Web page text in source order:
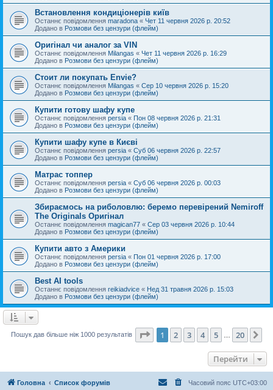
Встановлення кондиціонерів київ
Останнє повідомлення maradona « Чет 11 червня 2026 р. 20:52
Додано в Розмови без цензури (флейм)
Оригінал чи аналог за VIN
Останнє повідомлення Milangas « Чет 11 червня 2026 р. 16:29
Додано в Розмови без цензури (флейм)
Стоит ли покупать Envie?
Останнє повідомлення Milangas « Сер 10 червня 2026 р. 15:20
Додано в Розмови без цензури (флейм)
Купити готову шафу купе
Останнє повідомлення persia « Пон 08 червня 2026 р. 21:31
Додано в Розмови без цензури (флейм)
Купити шафу купе в Києві
Останнє повідомлення persia « Суб 06 червня 2026 р. 22:57
Додано в Розмови без цензури (флейм)
Матрас топпер
Останнє повідомлення persia « Суб 06 червня 2026 р. 00:03
Додано в Розмови без цензури (флейм)
Збираємось на риболовлю: беремо перевірений Nemiroff
The Originals Оригінал
Останнє повідомлення magican77 « Сер 03 червня 2026 р. 10:44
Додано в Розмови без цензури (флейм)
Купити авто з Америки
Останнє повідомлення persia « Пон 01 червня 2026 р. 17:00
Додано в Розмови без цензури (флейм)
Best AI tools
Останнє повідомлення reikiadvice « Нед 31 травня 2026 р. 15:03
Додано в Розмови без цензури (флейм)
Пошук дав більше ніж 1000 результатів Сторінка 1 20
1 2 3 4 5 20
Перейти
Головна Список форумів Часовий пояс UTC+03:00